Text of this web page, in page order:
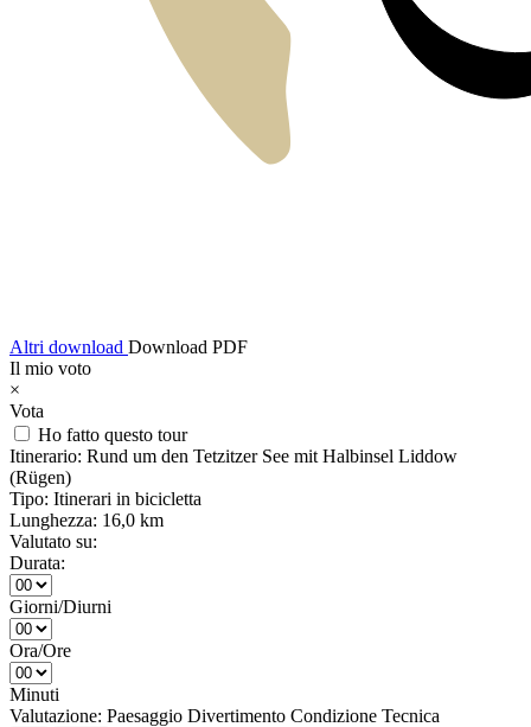
Altri download Download PDF
Il mio voto
×
Vota
Ho fatto questo tour
Itinerario: Rund um den Tetzitzer See mit Halbinsel Liddow
(Rügen)
Tipo: Itinerari in bicicletta
Lunghezza: 16,0 km
Valutato su:
Durata:
Giorni/Diurni
Ora/Ore
Minuti
Valutazione: Paesaggio Divertimento Condizione Tecnica